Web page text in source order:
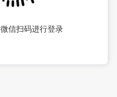
微信扫码进行登录